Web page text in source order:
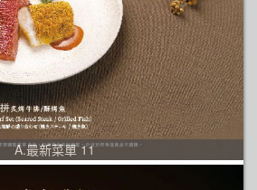
A.最新菜單 11